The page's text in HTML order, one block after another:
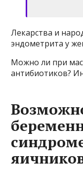
Лекарства и
эндометрита у
Можно ли при
антибиотиков?